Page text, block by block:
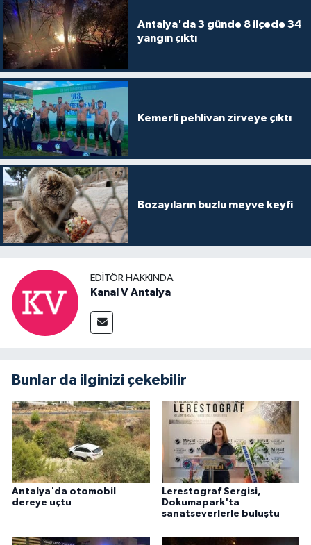
Antalya'da 3 günde 8 ilçede 34
yangın çıktı
Kemerli pehlivan zirveye çıktı
Bozayıların buzlu meyve keyfi
EDITÖR HAKKINDA
Kanal V Antalya
Bunlar da ilginizi çekebilir
Antalya'da otomobil
dereye uçtu
Lerestograf Sergisi,
Dokumapark'ta
sanatseverlerle buluştu